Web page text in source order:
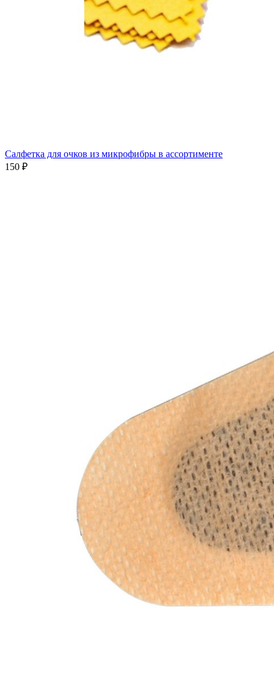
Салфетка для очков из микрофибры в ассортименте
150 ₽